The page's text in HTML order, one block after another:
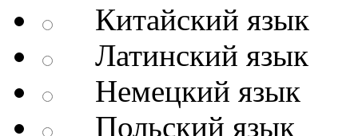
Китайский язык
Латинский язык
Немецкий язык
Польский язык